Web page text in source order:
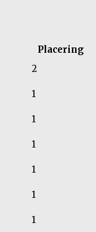
Placering
2
1
1
1
1
1
1